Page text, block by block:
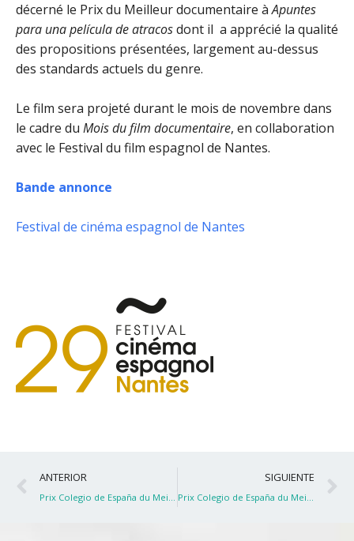
décerné le Prix du Meilleur documentaire àApuntes
para una película de atracosdont il a apprécié la qualité
des propositions présentées, largement au-dessus
des standards actuels du genre.
Le film sera projeté durant le mois de novembre dans
le cadre du Mois du film documentaire, en collaboration
avec le Festival du film espagnol de Nantes.
Bande annonce
Festival de cinéma espagnol de Nantes
Ant
ANTERIOR
Prix Colegio de España du Meilleur documentaire
SIGUIENTE
Prix Colegio de España du Meilleur documentaire